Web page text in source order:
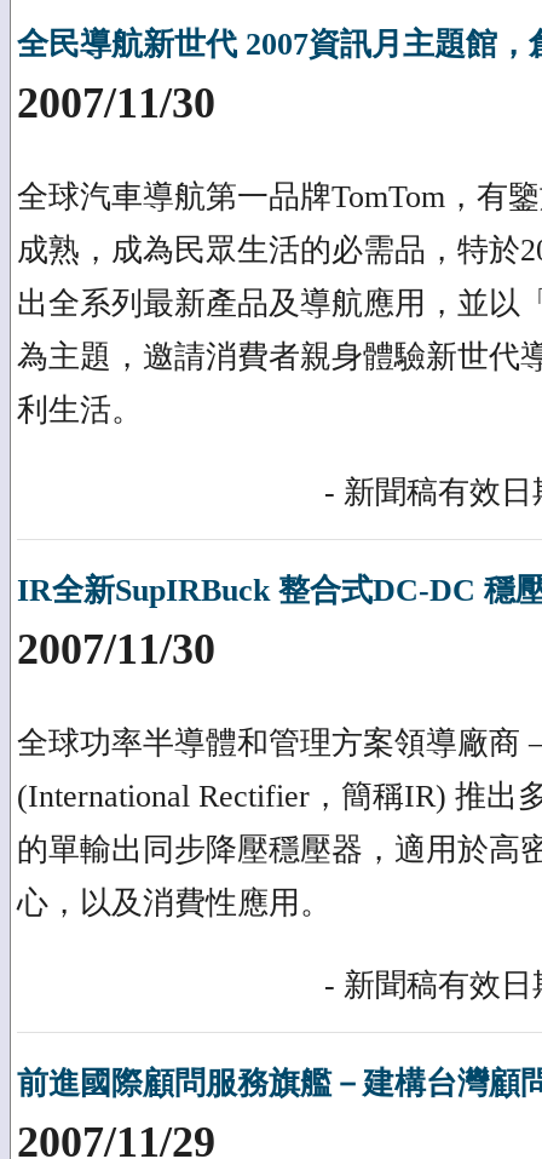
全民導航新世代 2007資訊月主題館
2007/11/30
全球汽車導航第一品牌TomTom，有
成熟，成為民眾生活的必需品，特於
出全系列最新產品及導航應用，並以
為主題，邀請消費者親身體驗新世代
利生活。
- 新聞稿有效日
IR全新SupIRBuck 整合式DC-DC 穩
2007/11/30
全球功率半導體和管理方案領導廠商
(International Rectifier，簡稱IR) 推出
的單輸出同步降壓穩壓器，適用於高
心，以及消費性應用。
- 新聞稿有效日
前進國際顧問服務旗艦－建構台灣顧
2007/11/29